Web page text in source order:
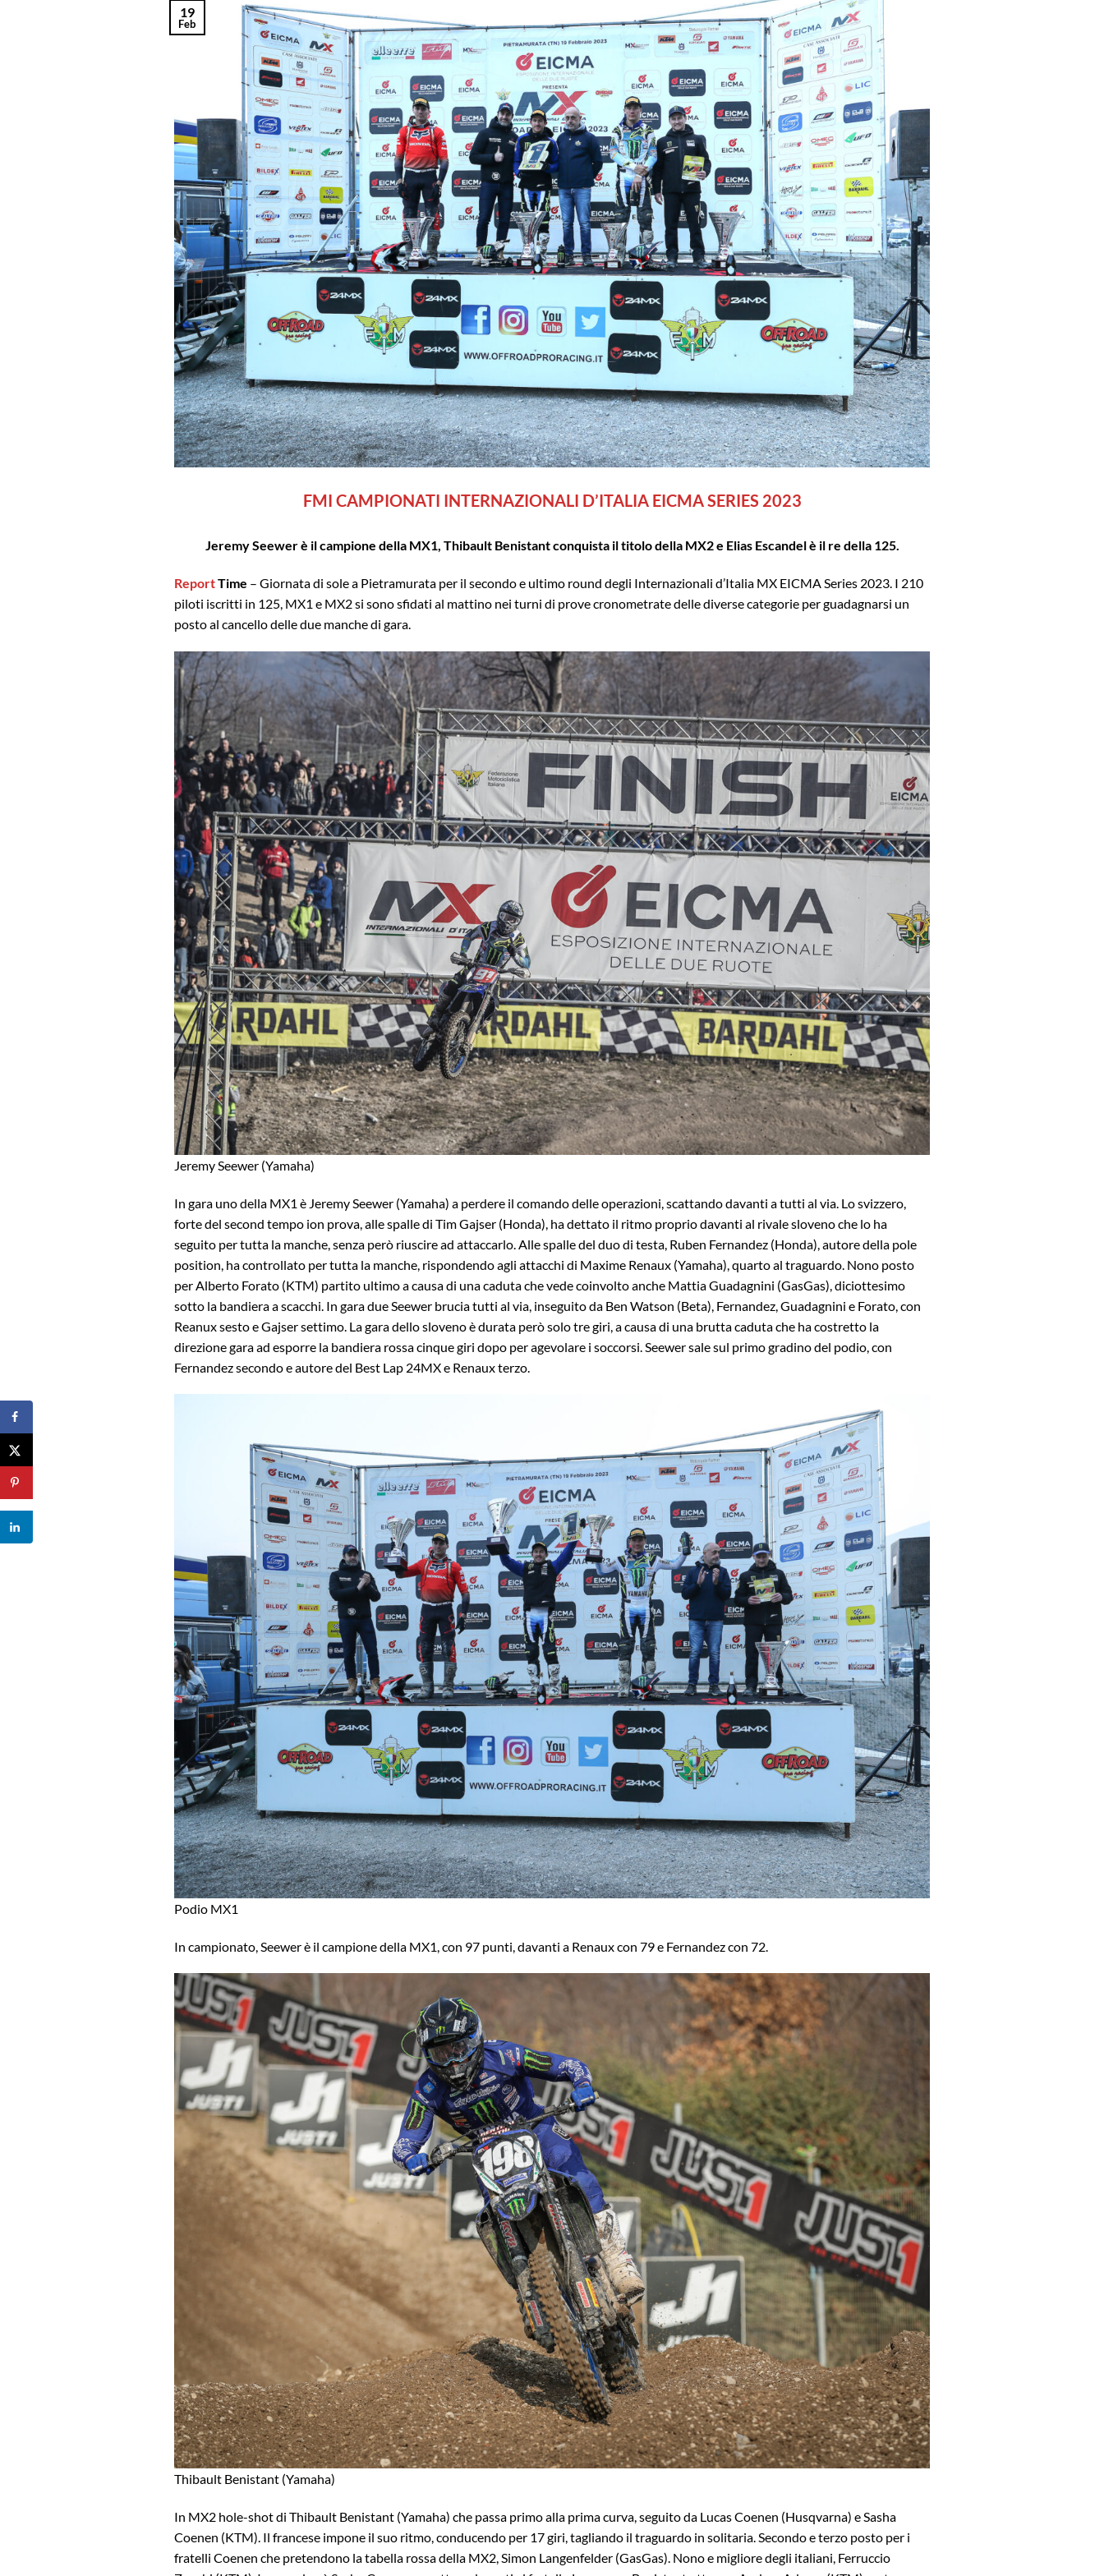
19
Feb
FMI CAMPIONATI INTERNAZIONALI D’ITALIA EICMA SERIES 2023
Jeremy Seewer è il campione della MX1, Thibault Benistant conquista il titolo della MX2 e Elias Escandel è il re della 125.
ReportTime – Giornata di sole a Pietramurata per il secondo e ultimo round degli Internazionali d’Italia MX EICMA Series 2023. I 210
piloti iscritti in 125, MX1 e MX2 si sono sfidati al mattino nei turni di prove cronometrate delle diverse categorie per guadagnarsi un
posto al cancello delle due manche di gara.
Jeremy Seewer (Yamaha)
In gara uno della MX1 è Jeremy Seewer (Yamaha) a perdere il comando delle operazioni, scattando davanti a tutti al via. Lo svizzero,
forte del second tempo ion prova, alle spalle di Tim Gajser (Honda), ha dettato il ritmo proprio davanti al rivale sloveno che lo ha
seguito per tutta la manche, senza però riuscire ad attaccarlo. Alle spalle del duo di testa, Ruben Fernandez (Honda), autore della pole
position, ha controllato per tutta la manche, rispondendo agli attacchi di Maxime Renaux (Yamaha), quarto al traguardo. Nono posto
per Alberto Forato (KTM) partito ultimo a causa di una caduta che vede coinvolto anche Mattia Guadagnini (GasGas), diciottesimo
sotto la bandiera a scacchi. In gara due Seewer brucia tutti al via, inseguito da Ben Watson (Beta), Fernandez, Guadagnini e Forato, con
Reanux sesto e Gajser settimo. La gara dello sloveno è durata però solo tre giri, a causa di una brutta caduta che ha costretto la
direzione gara ad esporre la bandiera rossa cinque giri dopo per agevolare i soccorsi. Seewer sale sul primo gradino del podio, con
Fernandez secondo e autore del Best Lap 24MX e Renaux terzo.
Podio MX1
In campionato, Seewer è il campione della MX1, con 97 punti, davanti a Renaux con 79 e Fernandez con 72.
Thibault Benistant (Yamaha)
In MX2 hole-shot di Thibault Benistant (Yamaha) che passa primo alla prima curva, seguito da Lucas Coenen (Husqvarna) e Sasha
Coenen (KTM). Il francese impone il suo ritmo, conducendo per 17 giri, tagliando il traguardo in solitaria. Secondo e terzo posto per i
fratelli Coenen che pretendono la tabella rossa della MX2, Simon Langenfelder (GasGas). Nono e migliore degli italiani, Ferruccio